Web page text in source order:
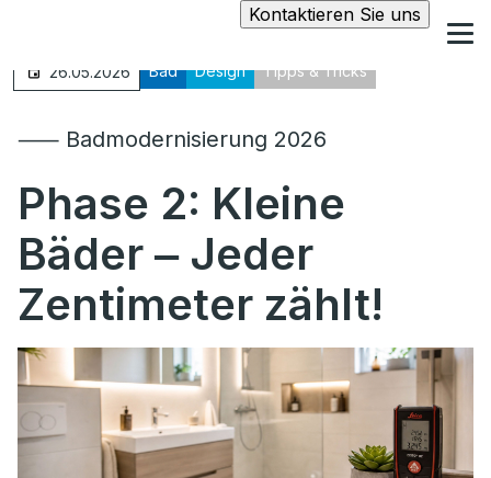
Kontaktieren Sie uns
26.05.2026 Bad Design Tipps & Tricks
⸺ Badmodernisierung 2026
Phase 2: Kleine
Bäder ‒ Jeder
Zentimeter zählt!